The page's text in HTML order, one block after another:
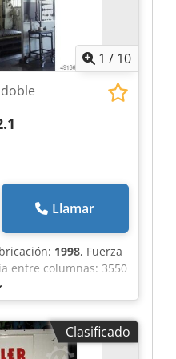
cojín de arrastre
1 / 10
Llamar
1998, Fuerza
entre columnas: 3550
mesa/émbolo,
refuerzo superior:
3500 x 1800 mm
de tracción en la
de tracción en
Clasificado